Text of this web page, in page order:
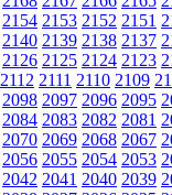
2154 2153 2152 2151
2140 2139 2138 2137
2126 2125 2124 2123
2112 2111 2110 2109
2098 2097 2096 2095
2084 2083 2082 2081
2070 2069 2068 2067
2056 2055 2054 2053
2042 2041 2040 2039